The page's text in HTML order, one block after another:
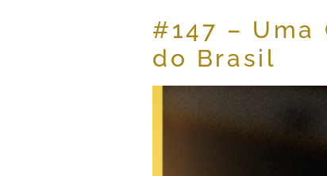
#147 –
do Brasil